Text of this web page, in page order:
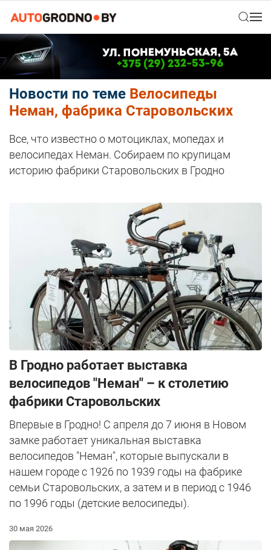
Новости по теме Велосипеды
Неман, фабрика Старовольских
Все, что известно о мотоциклах, мопедах и
велосипедах Неман. Собираем по крупицам
историю фабрики Старовольских в Гродно
В Гродно работает выставка
велосипедов "Неман" – к столетию
фабрики Старовольских
Впервые в Гродно! С апреля до 7 июня в Новом
замке работает уникальная выставка
велосипедов "Неман", которые выпускали в
нашем городе с 1926 по 1939 годы на фабрике
семьи Старовольских, а затем и в период с 1946
по 1996 годы (детские велосипеды).
30 мая 2026